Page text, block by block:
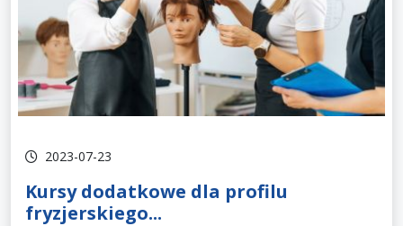
2023-07-23
Kursy dodatkowe dla profilu
fryzjerskiego...